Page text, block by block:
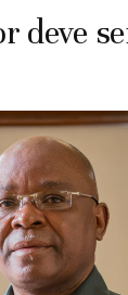
deve